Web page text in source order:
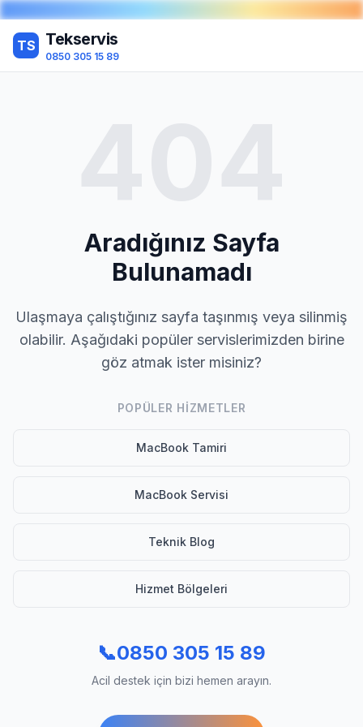
TS Tekservis
0850 305 15 89
Aradığınız Sayfa
Bulunamadı
Ulaşmaya çalıştığınız sayfa taşınmış veya silinmiş
olabilir. Aşağıdaki popüler servislerimizden birine
göz atmak ister misiniz?
POPÜLER HIZMETLER
MacBook Tamiri
MacBook Servisi
Teknik Blog
Hizmet Bölgeleri
📞0850 305 15 89
Acil destek için bizi hemen arayın.